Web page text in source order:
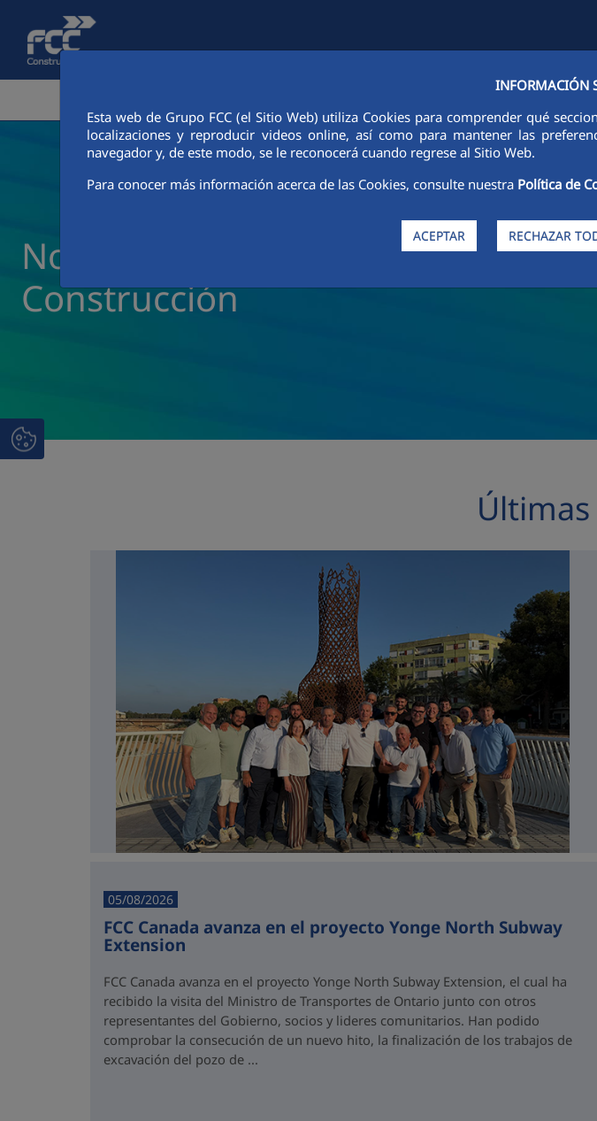
Saltar al contenido principal
INFORMACIÓN
Esta web de Grupo FCC (el Sitio Web) utiliza Cookies para comprender qué
localizaciones y reproducir videos online, así como para mantener las
navegador y, de este modo, se le reconocerá cuando regrese al Sitio Web.
Para conocer más información acerca de las Cookies, consulte nuestra Política de
ACEPTAR RECHAZAR
Noticias y actualidad de FCC
Construcción
05/08/2026
FCC Canada avanza en el proyecto Yonge North Subway
Extension
FCC Canada avanza en el proyecto Yonge North Subway Extension, el cual ha
recibido la visita del Ministro de Transportes de Ontario junto con otros
representantes del Gobierno, socios y lideres comunitarios. Han podido
comprobar la consecución de un nuevo hito, la finalización de los trabajos de
excavación del pozo de ...